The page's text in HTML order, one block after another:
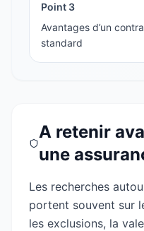
Point 3
Avantages d’un
standard
A retenir
une
Les recherches
portent souvent sur
les exclusions, la